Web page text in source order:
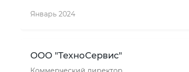
Январь 2024
ООО "ТехноСервис"